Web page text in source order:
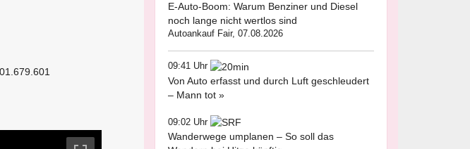
E-Auto-Boom: Warum Benziner und Diesel
noch lange nicht wertlos sind
Autoankauf Fair, 07.08.2026
09:41 Uhr
Von Auto erfasst und durch Luft geschleudert
– Mann tot »
09:02 Uhr
Wanderwege umplanen – So soll das